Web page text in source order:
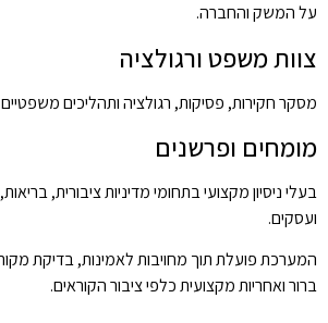
על המשק והחברה.
צוות משפט ורגולציה
מסקר חקירות, פסיקות, רגולציה ותהליכים משפטיים
מומחים ופרשנים
בעלי ניסיון מקצועי בתחומי מדיניות ציבורית,
ועסקים.
המערכת פועלת תוך מחויבות לאמינות, בדיקת
ברור ואחריות מקצועית כלפי ציבור הקוראים.